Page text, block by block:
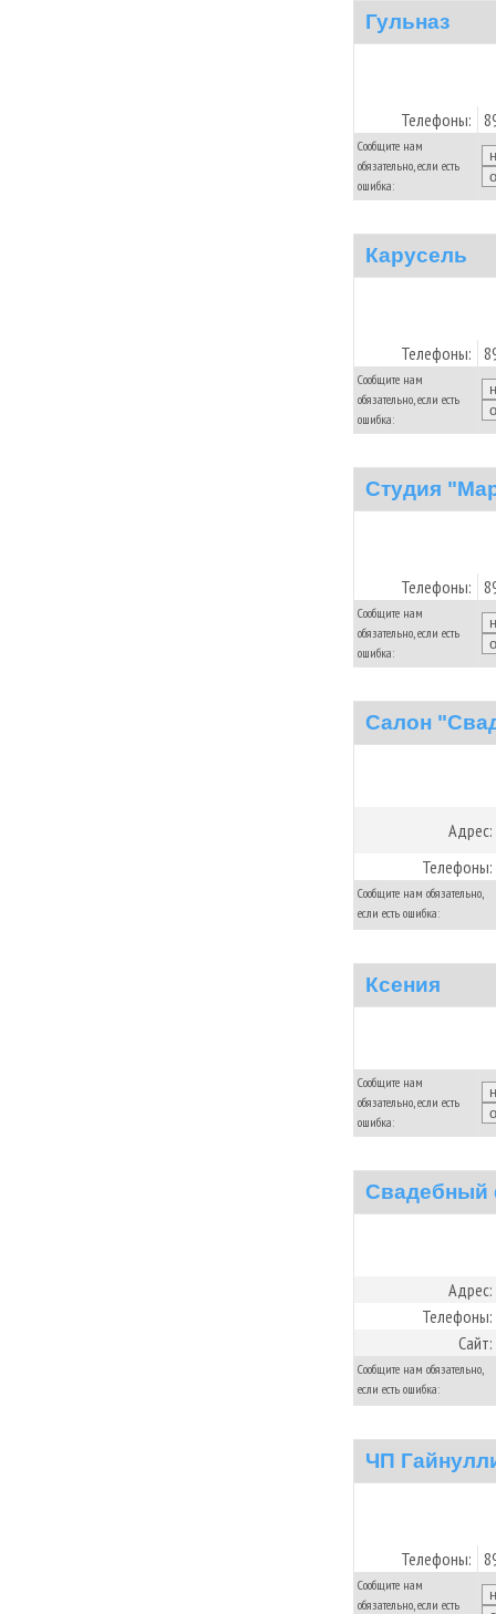
Гульназ
Телефоны:
Сообщите нам
обязательно, если есть
ошибка:
Карусель
Телефоны:
Сообщите нам
обязательно, если есть
ошибка:
Студия
Телефоны:
Сообщите нам
обязательно, если есть
ошибка:
Салон
Адрес:
Телефоны:
Сообщите нам обязательно,
если есть ошибка:
Ксения
Сообщите нам
обязательно, если есть
ошибка:
Свадебный
Адрес:
Телефоны:
Сайт:
Сообщите нам обязательно,
если есть ошибка:
ЧП
Телефоны:
Сообщите нам
обязательно, если есть